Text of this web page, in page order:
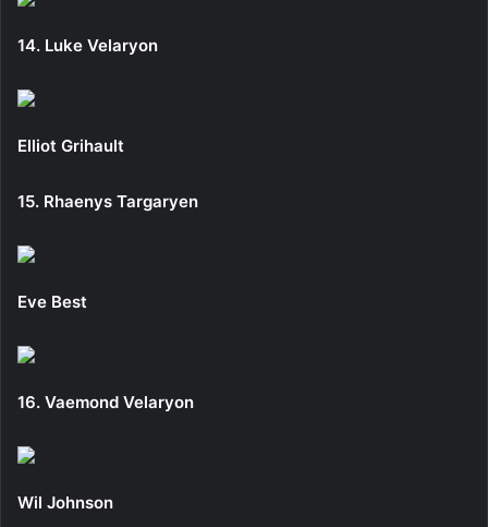
14. Luke Velaryon
Elliot Grihault
15. Rhaenys Targaryen
Eve Best
16. Vaemond Velaryon
Wil Johnson